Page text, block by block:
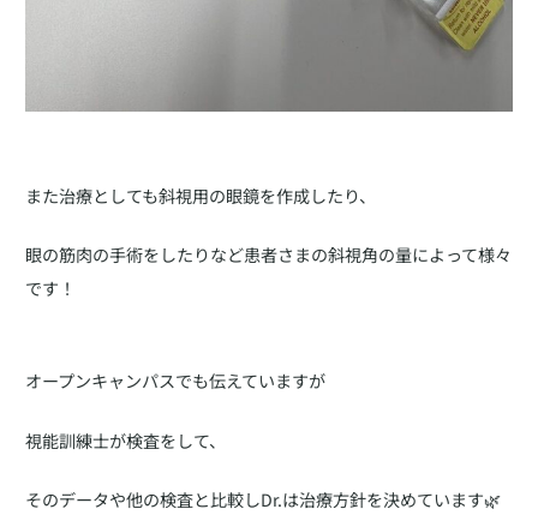
また治療としても斜視用の眼鏡を作成したり、
眼の筋肉の手術をしたりなど患者さまの斜視角の量によって様々
です！
オープンキャンパスでも伝えていますが
視能訓練士が検査をして、
そのデータや他の検査と比較しDr.は治療方針を決めています🌿